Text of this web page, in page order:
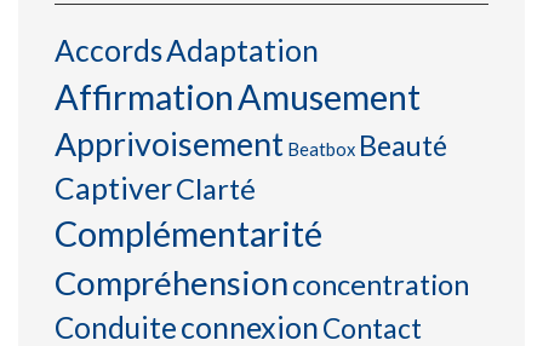
AccordsAdaptation
AffirmationAmusement
Apprivoisement Beatbox Beauté
CaptiverClarté
Complémentarité
Compréhensionconcentration
ConduiteconnexionContact